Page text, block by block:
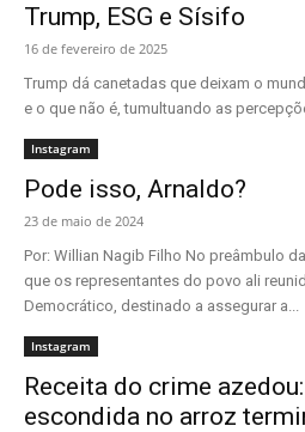
Trump, ESG e Sísifo
16 de fevereiro de 2025
Trump dá canetadas que deixam o
e o que não é, tumultuando as
Instagram
Pode isso, Arnaldo?
23 de maio de 2024
Por: Willian Nagib Filho No preâmbulo
que os representantes do povo ali
Democrático, destinado a assegurar a...
Instagram
Receita do crime
escondida no arroz